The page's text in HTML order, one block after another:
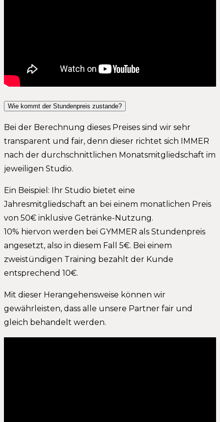
Wie kommt der Stundenpreis zustande?
Bei der Berechnung dieses Preises sind wir sehr
transparent und fair, denn dieser richtet sich IMMER
nach der durchschnittlichen Monatsmitgliedschaft im
jeweiligen Studio.
Ein Beispiel: Ihr Studio bietet eine
Jahresmitgliedschaft an bei einem monatlichen Preis
von 50€ inklusive Getränke-Nutzung.
10% hiervon werden bei GYMMER als Stundenpreis
angesetzt, also in diesem Fall 5€. Bei einem
zweistündigen Training bezahlt der Kunde
entsprechend 10€.
Mit dieser Herangehensweise können wir
gewährleisten, dass alle unsere Partner fair und
gleich behandelt werden.